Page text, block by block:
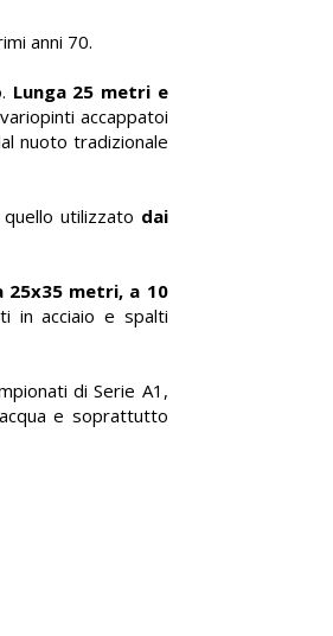
anni 70.
Lunga 25 metri e
accappatoi
nuoto tradizionale
utilizzato dai
metri, a 10
in acciaio e spalti
di Serie A1,
e soprattutto